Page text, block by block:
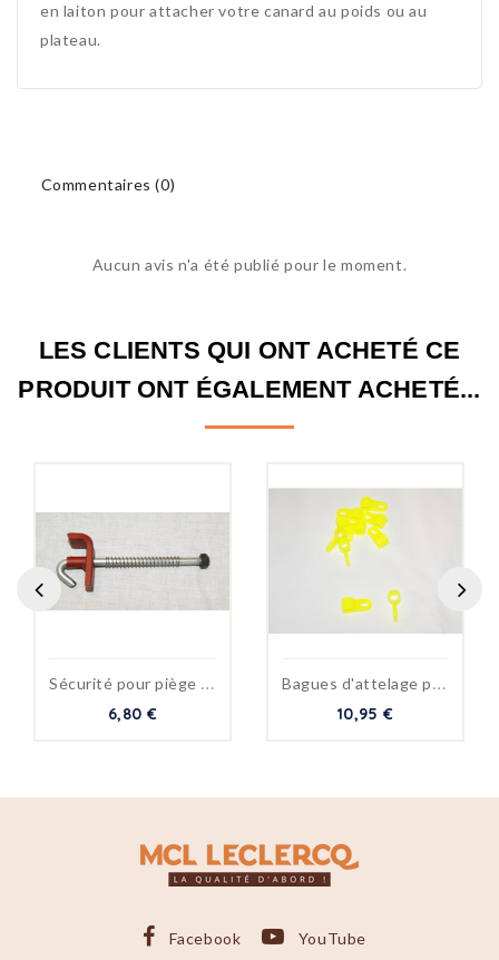
en laiton pour attacher votre canard au poids ou au
plateau.
Commentaires (0)
Aucun avis n'a été publié pour le moment.
LES CLIENTS QUI ONT ACHETÉ CE
PRODUIT ONT ÉGALEMENT ACHETÉ...
S
écurité pour piège en X de...
6,80 €
B
agues d'attelage pour...
10,95 €
Facebook YouTube